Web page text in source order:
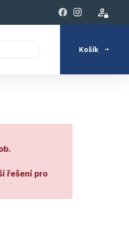
Košík
řešení pro